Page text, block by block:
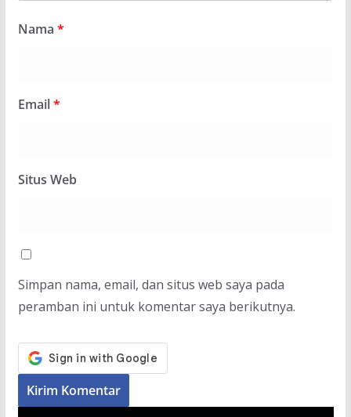
Nama *
Email*
Situs Web
Simpan nama, email, dan situs web saya pada
peramban ini untuk komentar saya berikutnya.